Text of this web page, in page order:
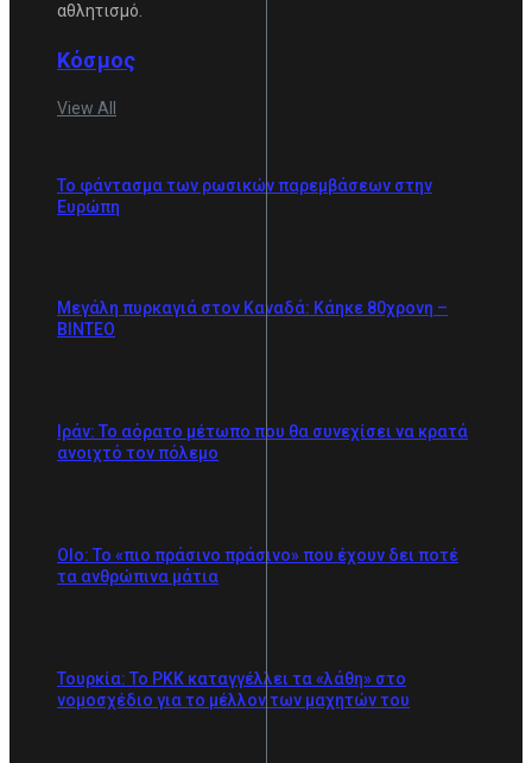
αθλητισμό.
Κόσμος
View All
Το φάντασμα των ρωσικών παρεμβάσεων στην
Ευρώπη
Mεγάλη πυρκαγιά στον Καναδά: Κάηκε 80χρονη –
ΒΙΝΤΕΟ
Ιράν: Το αόρατο μέτωπο που θα συνεχίσει να κρατά
ανοιχτό τον πόλεμο
Olo: Το «πιο πράσινο πράσινο» που έχουν δει ποτέ
τα ανθρώπινα μάτια
Τουρκία: Το PKK καταγγέλλει τα «λάθη» στο
νομοσχέδιο για το μέλλον των μαχητών του